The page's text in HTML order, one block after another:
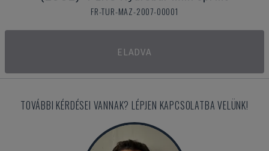
FR-TUR-MAZ-2007-00001
ELADVA
TOVÁBBI KÉRDÉSEI VANNAK? LÉPJEN KAPCSOLATBA VELÜNK!